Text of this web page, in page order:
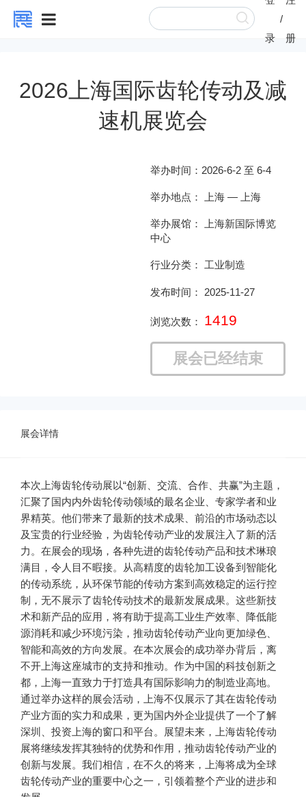
录
/
册
2026上海国际齿轮传动及减
速机展览会
举办时间： 2026-6-2 至 6-4
举办地点： 上海 — 上海
举办展馆：
上海新国际博览
中心
行业分类： 工业制造
发布时间： 2025-11-27
浏览次数： 1419
展会已经结束
展会详情
本次上海齿轮传动展以“创新、交流、合作、共赢”为主题，
汇聚了国内内外齿轮传动领域的最名企业、专家学者和业
界精英。他们带来了最新的技术成果、前沿的市场动态以
及宝贵的行业经验，为齿轮传动产业的发展注入了新的活
力。在展会的现场，各种先进的齿轮传动产品和技术琳琅
满目，令人目不暇接。从高精度的齿轮加工设备到智能化
的传动系统，从环保节能的传动方案到高效稳定的运行控
制，无不展示了齿轮传动技术的最新发展成果。这些新技
术和新产品的应用，将有助于提高工业生产效率、降低能
源消耗和减少环境污染，推动齿轮传动产业向更加绿色、
智能和高效的方向发展。在本次展会的成功举办背后，离
不开上海这座城市的支持和推动。作为中国的科技创新之
都，上海一直致力于打造具有国际影响力的制造业高地。
通过举办这样的展会活动，上海不仅展示了其在齿轮传动
产业方面的实力和成果，更为国内外企业提供了一个了解
深圳、投资上海的窗口和平台。展望未来，上海齿轮传动
展将继续发挥其独特的优势和作用，推动齿轮传动产业的
创新与发展。我们相信，在不久的将来，上海将成为全球
齿轮传动产业的重要中心之一，引领着整个产业的进步和